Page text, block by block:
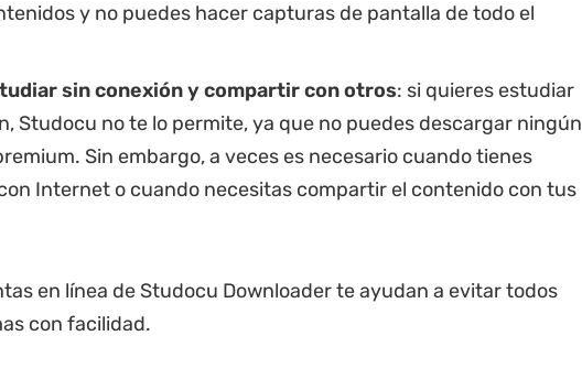
y no puedes hacer capturas de pantalla de todo el
sin conexión y compartir con otros: si quieres estudiar
Studocu no te lo permite, ya que no puedes descargar ningún
Sin embargo, a veces es necesario cuando tienes
Internet o cuando necesitas compartir el contenido con tus
en línea de Studocu Downloader te ayudan a evitar todos
con facilidad.